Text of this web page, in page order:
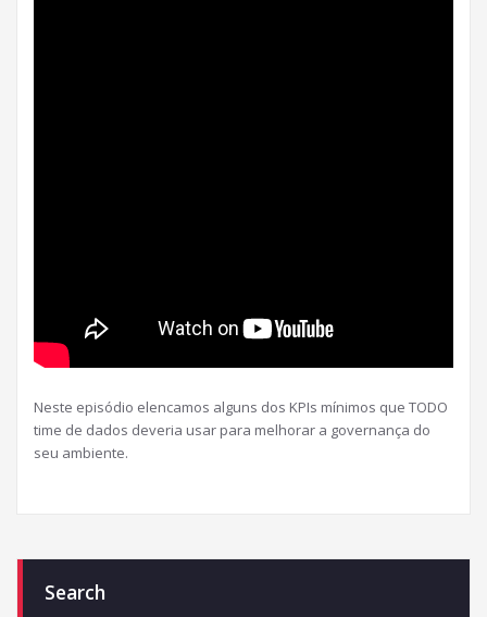
Neste episódio elencamos alguns dos KPIs mínimos que TODO
time de dados deveria usar para melhorar a governança do
seu ambiente.
Search